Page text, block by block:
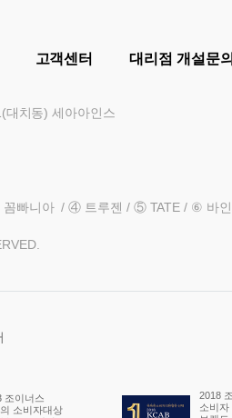
고객센터 대리점 개설문의
대치동) 세아아인스
빠니아 / ④ 트루젠 / ⑤ TATE / ⑥ 바
상
2018 조이너스 한
소비자 평가 최고